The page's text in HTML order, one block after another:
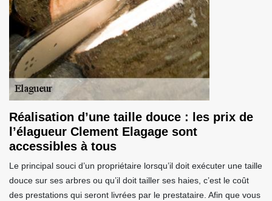
Réalisation d’une taille douce : les prix de
l’élagueur Clement Elagage sont
accessibles à tous
Le principal souci d’un propriétaire lorsqu’il doit exécuter une taille
douce sur ses arbres ou qu’il doit tailler ses haies, c’est le coût
des prestations qui seront livrées par le prestataire. Afin que vous